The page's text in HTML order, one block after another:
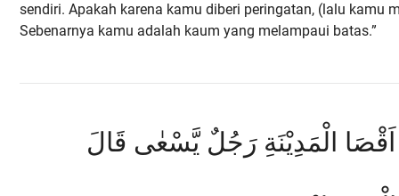
sendiri. Apakah karena kamu diberi peringatan, (lalu kamu
Sebenarnya kamu adalah kaum yang melampaui batas.”
الْمَدِيْنَةِ رَجُلٌ يَّسْعٰى قَالَ